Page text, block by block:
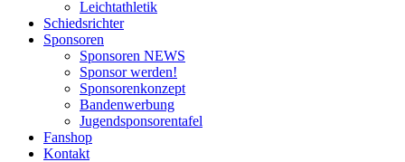
Leichtathletik
Schiedsrichter
Sponsoren
Sponsoren NEWS
Sponsor werden!
Sponsorenkonzept
Bandenwerbung
Jugendsponsorentafel
Fanshop
Kontakt